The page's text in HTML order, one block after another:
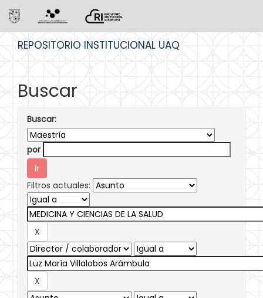
REPOSITORIO INSTITUCIONAL UAQ
Buscar
Buscar:
por
Filtros actuales: